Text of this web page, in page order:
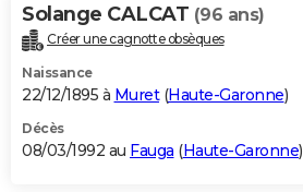
Solange CALCAT (96 ans)
Créer une cagnotte obsèques
Naissance
22/12/1895 à Muret(Haute-Garonne)
Décès
08/03/1992 au Fauga (Haute-Garonne)